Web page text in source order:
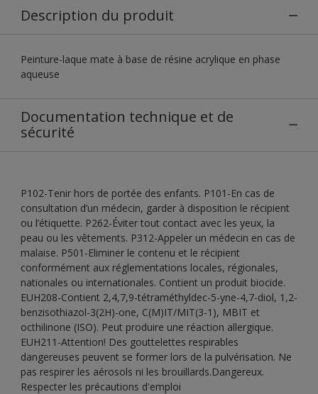
Description du produit
Peinture-laque mate à base de résine acrylique en phase
aqueuse
Documentation technique et de
sécurité
P102-Tenir hors de portée des enfants. P101-En cas de
consultation d’un médecin, garder à disposition le récipient
ou l’étiquette. P262-Éviter tout contact avec les yeux, la
peau ou les vêtements. P312-Appeler un médecin en cas de
malaise. P501-Eliminer le contenu et le récipient
conformément aux réglementations locales, régionales,
nationales ou internationales. Contient un produit biocide.
EUH208-Contient 2,4,7,9-tétraméthyldec-5-yne-4,7-diol, 1,2-
benzisothiazol-3(2H)-one, C(M)IT/MIT(3-1), MBIT et
octhilinone (ISO). Peut produire une réaction allergique.
EUH211-Attention! Des gouttelettes respirables
dangereuses peuvent se former lors de la pulvérisation. Ne
pas respirer les aérosols ni les brouillards.Dangereux.
Respecter les précautions d'emploi